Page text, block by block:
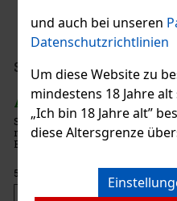
und auch bei unseren
Datenschutzrichtlinien
Um diese Website zu
mindestens 18 Jahre
„Ich bin 18 Jahre alt”
diese Altersgrenze
Fabrik im Jahr 2025
Noten, die durch feine
Berri 50g
st)
50 g – türkischer heller
einer würzigen Mischung aus